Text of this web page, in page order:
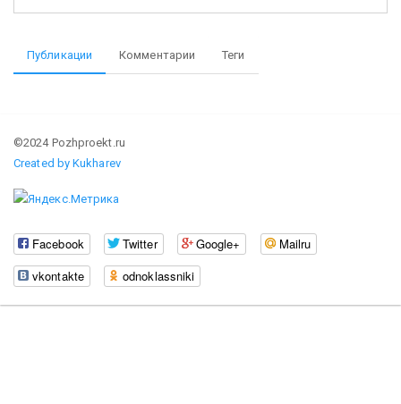
Публикации Комментарии Теги
©2024 Pozhproekt.ru
Created by Kukharev
Facebook Twitter Google+
Mailru
vkontakte
odnoklassniki